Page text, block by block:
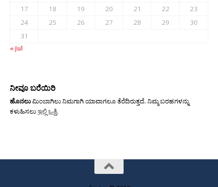
17
18 19 20 21 22
23
24
25 26 27 28 29
30
31
« Jul
ನೀವೂ ಬರೆಯಿರಿ
ಹೊನಲುಮಿಂಬಾಗಿಲು ನಿಮಗಾಗಿ ಯಾವಾಗಲೂ ತೆರೆದಿರುತ್ತದೆ. ನಿಮ್ಮ ಬರಹಗಳನ್ನು
ಕಳುಹಿಸಲುಇಲ್ಲಿ ಒತ್ತಿ.